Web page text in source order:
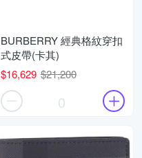
BURBERRY 經典格紋穿扣
式皮帶(卡其)
$16,629 $21,200
0